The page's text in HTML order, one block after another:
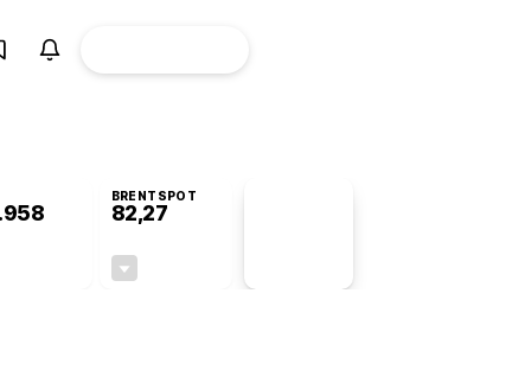
BRENTSPOT
82,27